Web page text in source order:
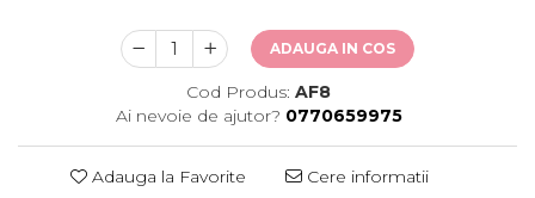
ADAUGA IN COS
Cod Produs: AF8
Ai nevoie de ajutor? 0770659975
Adauga la Favorite Cere informatii